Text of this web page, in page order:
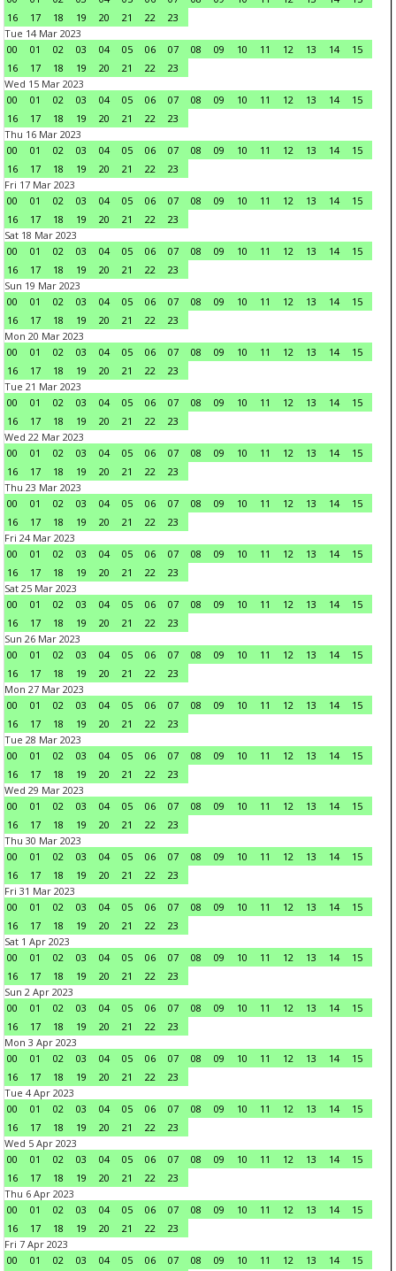
16
17 18 19 20 21 22
23
Tue 14 Mar 2023
00
01 02 03 04 05 06 07 08 09 10 11 12 13 14
15
16
17 18 19 20 21 22
23
Wed 15 Mar 2023
00
01 02 03 04 05 06 07 08 09 10 11 12 13 14
15
16
17 18 19 20 21 22
23
Thu 16 Mar 2023
00
01 02 03 04 05 06 07 08 09 10 11 12 13 14
15
16
17 18 19 20 21 22
23
Fri 17 Mar 2023
00
01 02 03 04 05 06 07 08 09 10 11 12 13 14
15
16
17 18 19 20 21 22
23
Sat 18 Mar 2023
00
01 02 03 04 05 06 07 08 09 10 11 12 13 14
15
16
17 18 19 20 21 22
23
Sun 19 Mar 2023
00
01 02 03 04 05 06 07 08 09 10 11 12 13 14
15
16
17 18 19 20 21 22
23
Mon 20 Mar 2023
00
01 02 03 04 05 06 07 08 09 10 11 12 13 14
15
16
17 18 19 20 21 22
23
Tue 21 Mar 2023
00
01 02 03 04 05 06 07 08 09 10 11 12 13 14
15
16
17 18 19 20 21 22
23
Wed 22 Mar 2023
00
01 02 03 04 05 06 07 08 09 10 11 12 13 14
15
16
17 18 19 20 21 22
23
Thu 23 Mar 2023
00
01 02 03 04 05 06 07 08 09 10 11 12 13 14
15
16
17 18 19 20 21 22
23
Fri 24 Mar 2023
00
01 02 03 04 05 06 07 08 09 10 11 12 13 14
15
16
17 18 19 20 21 22
23
Sat 25 Mar 2023
00
01 02 03 04 05 06 07 08 09 10 11 12 13 14
15
16
17 18 19 20 21 22
23
Sun 26 Mar 2023
00
01 02 03 04 05 06 07 08 09 10 11 12 13 14
15
16
17 18 19 20 21 22
23
Mon 27 Mar 2023
00
01 02 03 04 05 06 07 08 09 10 11 12 13 14
15
16
17 18 19 20 21 22
23
Tue 28 Mar 2023
00
01 02 03 04 05 06 07 08 09 10 11 12 13 14
15
16
17 18 19 20 21 22
23
Wed 29 Mar 2023
00
01 02 03 04 05 06 07 08 09 10 11 12 13 14
15
16
17 18 19 20 21 22
23
Thu 30 Mar 2023
00
01 02 03 04 05 06 07 08 09 10 11 12 13 14
15
16
17 18 19 20 21 22
23
Fri 31 Mar 2023
00
01 02 03 04 05 06 07 08 09 10 11 12 13 14
15
16
17 18 19 20 21 22
23
Sat 1 Apr 2023
00
01 02 03 04 05 06 07 08 09 10 11 12 13 14
15
16
17 18 19 20 21 22
23
Sun 2 Apr 2023
00
01 02 03 04 05 06 07 08 09 10 11 12 13 14
15
16
17 18 19 20 21 22
23
Mon 3 Apr 2023
00
01 02 03 04 05 06 07 08 09 10 11 12 13 14
15
16
17 18 19 20 21 22
23
Tue 4 Apr 2023
00
01 02 03 04 05 06 07 08 09 10 11 12 13 14
15
16
17 18 19 20 21 22
23
Wed 5 Apr 2023
00
01 02 03 04 05 06 07 08 09 10 11 12 13 14
15
16
17 18 19 20 21 22
23
Thu 6 Apr 2023
00
01 02 03 04 05 06 07 08 09 10 11 12 13 14
15
16
17 18 19 20 21 22
23
Fri 7 Apr 2023
00
01 02 03 04 05 06 07 08 09 10 11 12 13 14
15